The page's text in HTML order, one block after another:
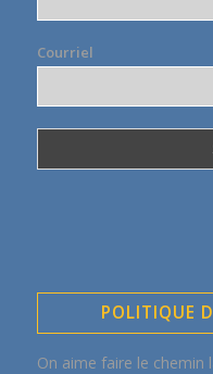
Courriel
POLITIQUE
On aime faire le chemin